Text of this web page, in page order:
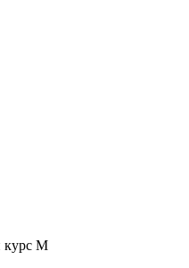
курс М